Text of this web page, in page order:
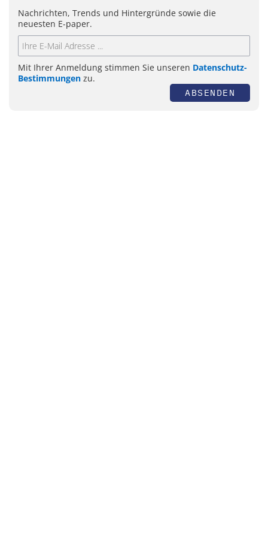
Nachrichten, Trends und Hintergründe sowie die
neuesten E-paper.
Mit Ihrer Anmeldung stimmen Sie unseren Datenschutz-
Bestimmungen zu.
ABSENDEN